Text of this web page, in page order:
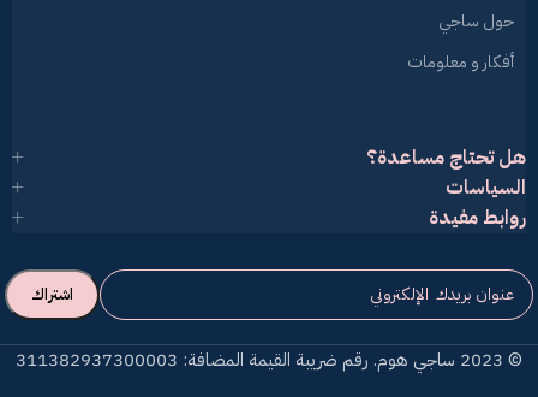
حول ساجي
أفكار و معلومات
هل تحتاج مساعدة؟
السياسات
روابط مفيدة
© 2023 ساجي هوم. رقم ضريبة القيمة المضافة: 311382937300003